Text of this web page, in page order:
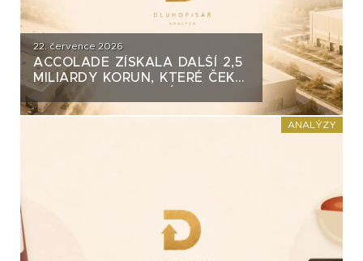
22. července 2026
ACCOLADE ZÍSKALA DALŠÍ 2,5
MILIARDY KORUN, KTERÉ ČEKÁ
V ROCE 2030 VELKÝ TEST. CO
ROZHODNE O JEJICH
ANALÝZY